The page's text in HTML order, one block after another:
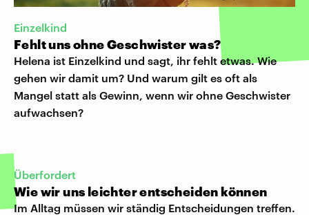
Einzelkind
Fehlt uns ohne Geschwister was?
Helena ist Einzelkind und sagt, ihr fehlt etwas. Wie
gehen wir damit um? Und warum gilt es oft als
Mangel statt als Gewinn, wenn wir ohne Geschwister
aufwachsen?
Überfordert
Wie wir uns leichter entscheiden können
Im Alltag müssen wir ständig Entscheidungen treffen.